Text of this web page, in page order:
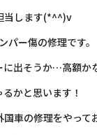
当します(*^^)v
パー傷の修理です。
に出そうか…高額
かと思います！
国車の修理をやっ